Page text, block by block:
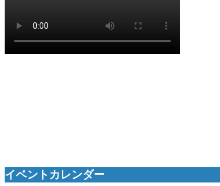
イベントカレンダー